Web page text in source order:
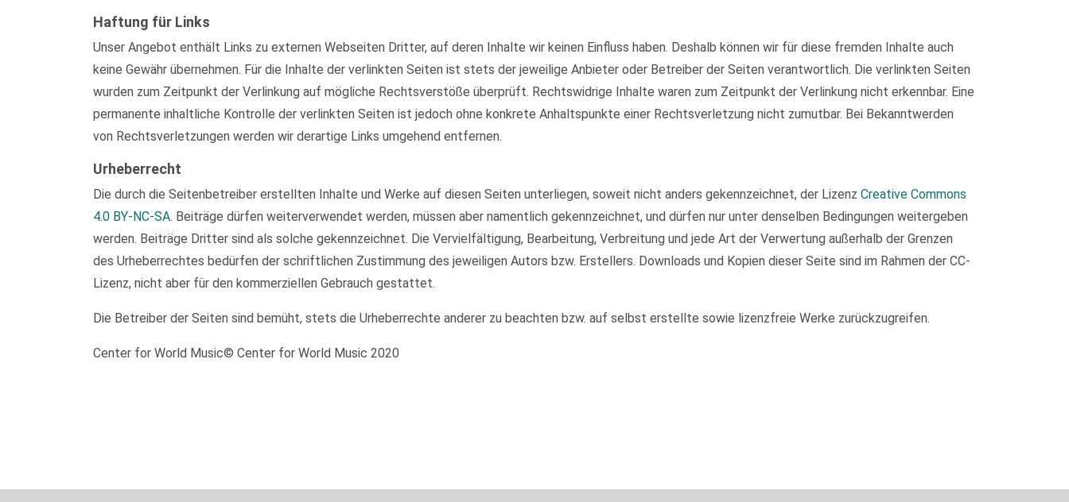
Haftung für Links
Unser Angebot enthält Links zu externen Webseiten Dritter, auf deren Inhalte wir keinen Einfluss haben. Deshalb können wir für diese fremden Inhalte auch
keine Gewähr übernehmen. Für die Inhalte der verlinkten Seiten ist stets der jeweilige Anbieter oder Betreiber der Seiten verantwortlich. Die verlinkten Seiten
wurden zum Zeitpunkt der Verlinkung auf mögliche Rechtsverstöße überprüft. Rechtswidrige Inhalte waren zum Zeitpunkt der Verlinkung nicht erkennbar. Eine
permanente inhaltliche Kontrolle der verlinkten Seiten ist jedoch ohne konkrete Anhaltspunkte einer Rechtsverletzung nicht zumutbar. Bei Bekanntwerden
von Rechtsverletzungen werden wir derartige Links umgehend entfernen.
Urheberrecht
Die durch die Seitenbetreiber erstellten Inhalte und Werke auf diesen Seiten unterliegen, soweit nicht anders gekennzeichnet, der Lizenz Creative Commons
4.0 BY-NC-SA. Beiträge dürfen weiterverwendet werden, müssen aber namentlich gekennzeichnet, und dürfen nur unter denselben Bedingungen weitergeben
werden. Beiträge Dritter sind als solche gekennzeichnet. Die Vervielfältigung, Bearbeitung, Verbreitung und jede Art der Verwertung außerhalb der Grenzen
des Urheberrechtes bedürfen der schriftlichen Zustimmung des jeweiligen Autors bzw. Erstellers. Downloads und Kopien dieser Seite sind im Rahmen der CC-
Lizenz, nicht aber für den kommerziellen Gebrauch gestattet.
Die Betreiber der Seiten sind bemüht, stets die Urheberrechte anderer zu beachten bzw. auf selbst erstellte sowie lizenzfreie Werke zurückzugreifen.
Center for World Music© Center for World Music 2020